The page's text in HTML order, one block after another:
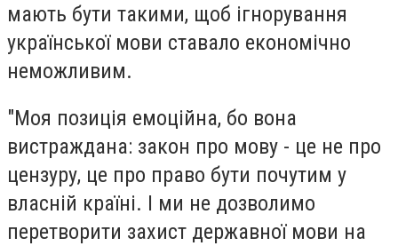
мають бути такими, щоб ігнорування
української мови ставало економічно
неможливим.
"Моя позиція емоційна, бо вона
вистраждана: закон про мову - це не про
цензуру, це про право бути почутим у
власній країні. І ми не дозволимо
перетворити захист державної мови на